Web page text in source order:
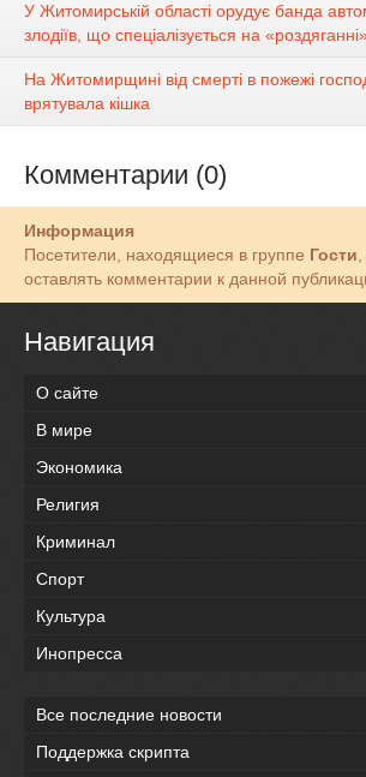
У Житомирській області орудує банда
злодіїв, що спеціалізується на
На Житомирщині від смерті в пожежі
врятувала кішка
Комментарии (0)
Информация
Посетители, находящиеся в группе Гости,
оставлять комментарии к данной
Навигация
О сайте
В мире
Экономика
Религия
Криминал
Спорт
Культура
Инопресса
Все последние новости
Поддержка скрипта